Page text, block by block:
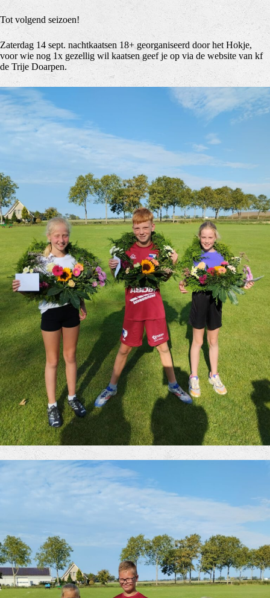
Tot volgend seizoen!
Zaterdag 14 sept. nachtkaatsen 18+ georganiseerd door het Hokje,
voor wie nog 1x gezellig wil kaatsen geef je op via de website van kf
de Trije Doarpen.